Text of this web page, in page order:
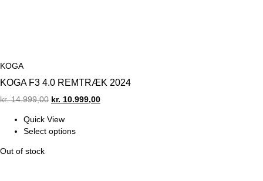
KOGA
KOGA F3 4.0 REMTRÆK 2024
kr.14.999,00 Original
was:
kr. 14.999,00.
kr. 10.999,00Current
Quick View
Select options
Out of stock